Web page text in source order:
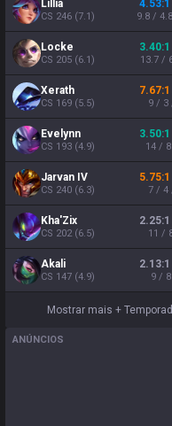
Lillia
CS 246 (7.1) 9.8 /
Locke
CS 205 (6.1) 13.7 /
Xerath
CS 169 (5.5) 9 / 3
Evelynn
CS 193 (4.9) 14 /
Jarvan IV
CS 240 (6.3) 7 / 4
Kha'Zix
CS 202(6.5) 11 /
Akali
CS 147 (4.9) 9 /
Mostrar mais +
ANÚNCIOS